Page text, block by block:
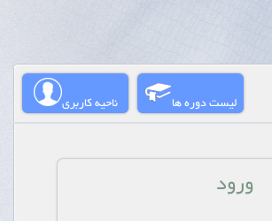
ناحیه کاربری لیست دوره ها
ورود